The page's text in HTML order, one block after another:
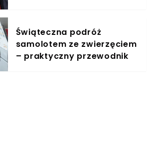
Świąteczna podróż
samolotem ze zwierzęciem
– praktyczny przewodnik